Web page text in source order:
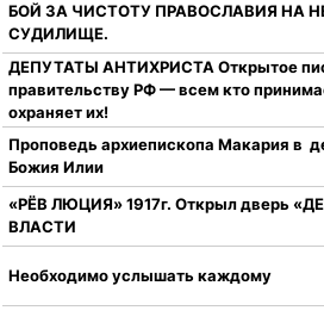
БОЙ ЗА ЧИСТОТУ ПРАВОСЛАВИЯ НА
СУДИЛИЩЕ.
ДЕПУТАТЫ АНТИХРИСТА Открытое
правительству РФ — всем кто
охраняет их!
Проповедь архиепископа Макария в
Божия Илии
«РЁВ ЛЮЦИЯ» 1917г. Открыл дверь
ВЛАСТИ
Необходимо услышать каждому